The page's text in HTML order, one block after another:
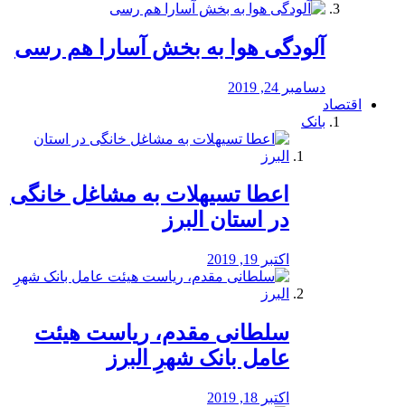
آلودگی هوا به بخش آسارا هم رسی
دسامبر 24, 2019
اقتصاد
بانک
️اعطا تسیهلات به مشاغل خانگی
در استان البرز
اکتبر 19, 2019
سلطانی مقدم، ریاست هیئت
عامل بانک شهرِ البرز
اکتبر 18, 2019